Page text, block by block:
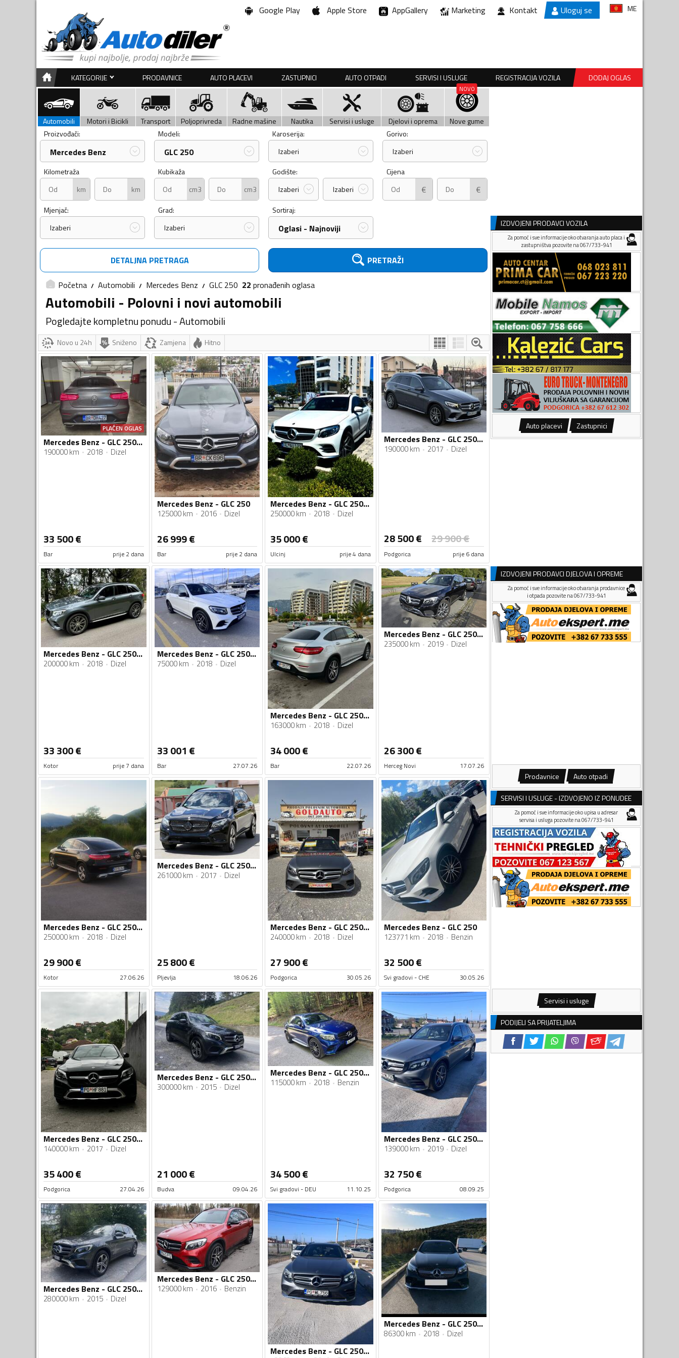
Google Play Apple Store AppGallery Marketing Kontakt Uloguj se ME
KATEGORIJE PRODAVNICE AUTO PLACEVI ZASTUPNICI AUTO OTPADI SERVISI I USLUGE REGISTRACIJA VOZILA DODAJ OGLAS
Automobili Motori i Bicikli Transport Poljoprivreda Radne mašine Nautika Servisi i usluge Djelovi i oprema
Nove gume
Proizvođači:
Mercedes Benz
Modeli:
GLC 250
Karoserija:
Izaberi
Gorivo:
Izaberi
Kilometraža
km
km
Kubikaža
cm3
cm3
Godište:
Izaberi
Izaberi
Cijena
€ €
Mjenjač:
Izaberi
Grad:
Izaberi
Sortiraj:
Oglasi - Najnoviji
DETALJNA PRETRAGA PRETRAŽI
Početna Automobili Mercedes Benz GLC 250 22 pronađenih oglasa
Automobili - Polovni i novi automobili
Pogledajte kompletnu ponudu - Automobili
Novo u 24h Sniženo Zamjena Hitno
PLAĆEN OGLAS
Mercedes Benz - GLC 250 - Cupe 4x4
190000 km 2018 Dizel
33 500€
Bar prije 2 dana
Mercedes Benz - GLC 250
125000 km 2016 Dizel
26 999€
Bar prije 2 dana
Mercedes Benz - GLC 250 - 2.2
250000 km 2018 Dizel
35 000€
Ulcinj prije 4 dana
Mercedes Benz - GLC 250 - 4MATIC 150KW AMG
190000 km 2017 Dizel
28 500€ 29 900€
Podgorica prije 6 dana
Mercedes Benz - GLC 250 - AMG 4 MATIC
200000 km 2018 Dizel
33 300€
Kotor prije 7 dana
Mercedes Benz - GLC 250 - 250 D 4 MATIC amg
75000 km 2018 Dizel
33 001 €
Bar 27.07.26
Mercedes Benz - GLC 250 - 2xAmg
163000 km 2018 Dizel
34 000€
Bar 22.07.26
Mercedes Benz - GLC 250 - d
235000 km 2019 Dizel
26 300€
Herceg Novi 17.07.26
Mercedes Benz - GLC 250 - Kupe GLC 250
250000 km 2018 Dizel
29 900€
Kotor 27.06.26
Mercedes Benz - GLC 250 - 4Matic
261000 km 2017 Dizel
25 800€
Pljevlja 18.06.26
Mercedes Benz - GLC 250 - 4Matic AMG oprema
240000 km 2018 Dizel
27 900€
Podgorica 30.05.26
Mercedes Benz - GLC 250
123771 km 2018 Benzin
32 500€
Svi gradovi - CHE 30.05.26
Mercedes Benz - GLC 250 - 2.0
140000 km 2017 Dizel
35 400€
Podgorica 27.04.26
Mercedes Benz - GLC 250 - 2.5
300000 km 2015 Dizel
21 000€
Budva 09.04.26
Mercedes Benz - GLC 250 - GLC 250 4MATIC
115000 km 2018 Benzin
34 500€
Svi gradovi - DEU 11.10.25
Mercedes Benz - GLC 250 - 2.0
139000 km 2019 Dizel
32 750€
Podgorica 08.09.25
Mercedes Benz - GLC 250 - GLC 250
280000 km 2015 Dizel
Mercedes Benz - GLC 250 - 2.0
129000 km 2016 Benzin
Mercedes Benz - GLC 250 - D 4Matic
Mercedes Benz - GLC 250 - AMG COUPE
86300 km 2018 Dizel
IZDVOJENI PRODAVCI VOZILA
Za pomoć i sve informacije oko otvaranja auto placa i
zastupništva pozovite na 067/733-941
Auto placevi Zastupnici
IZDVOJENI PRODAVCI DJELOVA I OPREME
Za pomoć i sve informacije oko otvaranja prodavnice
i otpada pozovite na 067/733-941
Prodavnice Auto otpadi
SERVISI I USLUGE - IZDVOJENO IZ PONUDEE
Za pomoć i sve informacije oko upisa u adresar
servisa i usluga pozovite na 067/733-941
Servisi i usluge
PODIJELI SA PRIJATELJIMA